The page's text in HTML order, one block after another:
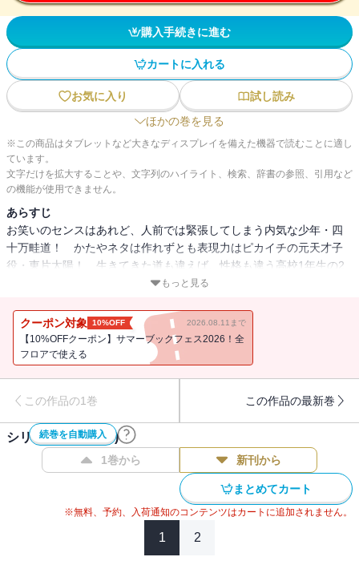
購入手続きに進む
カートに入れる
お気に入り
試し読み
ほかの巻を見る
※この商品はタブレットなど大きなディスプレイを備えた機器で読むことに適し
ています。
文字だけを拡大することや、文字列のハイライト、検索、辞書の参照、引用など
の機能が使用できません。
あらすじ
お笑いのセンスはあれど、人前では緊張してしまう内気な少年・四
十万畦道！ かたやネタは作れずとも表現力はピカイチの元天才子
役・東片太陽！ 生きてきた道も違えば、性格も違う高校1年生の2
人だが、目指す目標は唯一つ“お笑いの頂点”!! 全力で夢へと駆けて
もっと見る
クーポン対象 10%OFF 2026.08.11まで
【10%OFFクーポン】サマーブックフェス2026！全
フロアで使える
この作品の1巻 この作品の最新巻
続巻を自動購入
シリーズ作品(11件)
1巻から 新刊から
まとめてカート
※無料、予約、入荷通知のコンテンツはカートに追加されません。
1 2